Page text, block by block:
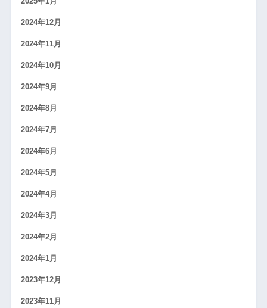
2024年12月
2024年11月
2024年10月
2024年9月
2024年8月
2024年7月
2024年6月
2024年5月
2024年4月
2024年3月
2024年2月
2024年1月
2023年12月
2023年11月